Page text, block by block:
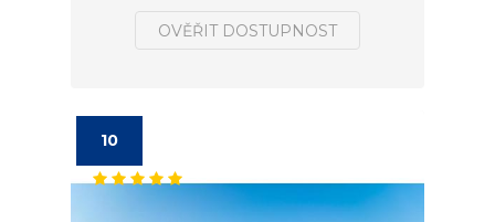
OVĚŘIT DOSTUPNOST
10